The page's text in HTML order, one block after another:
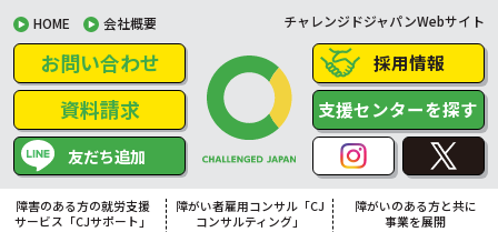
HOME 会社概要 チャレンジドジャパンWebサイト
お問い合わせ
資料請求
友だち追加
採用情報
支援センターを探す
障害のある方の就労支援
サービス「CJサポート」
障がい者雇用コンサル「CJ
コンサルティング」
障がいのある方と共に
事業を展開